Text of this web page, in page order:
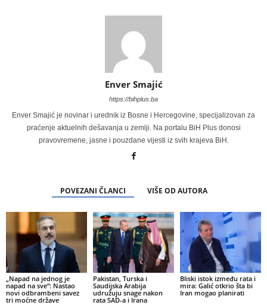
Enver Smajić
https://bihplus.ba
Enver Smajić je novinar i urednik iz Bosne i Hercegovine, specijalizovan za
praćenje aktuelnih dešavanja u zemlji. Na portalu BiH Plus donosi
pravovremene, jasne i pouzdane vijesti iz svih krajeva BiH.
POVEZANI ČLANCI VIŠE OD AUTORA
„Napad na jednog je
napad na sve“: Nastao
novi odbrambeni savez
tri moćne države
Pakistan, Turska i
Saudijska Arabija
udružuju snage nakon
rata SAD-a i Irana
Bliski istok između rata i
mira: Galić otkrio šta bi
Iran mogao planirati